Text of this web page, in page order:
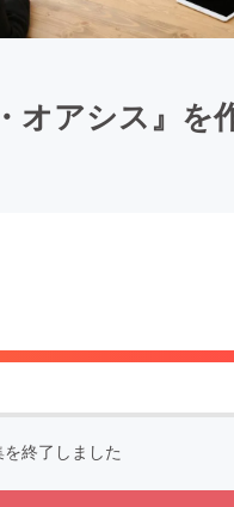
アシス』を
を終了しました